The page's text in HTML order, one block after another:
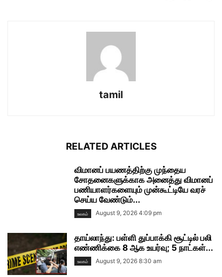
tamil
RELATED ARTICLES
விமானப் பயணத்திற்கு முந்தைய
சோதனைகளுக்காக அனைத்து விமானப்
பணியாளர்களையும் முன்கூட்டியே வரச்
செய்ய வேண்டும்...
உலகம் August 9, 2026 4:09 pm
தாய்லாந்து: பள்ளி துப்பாக்கி சூட்டில் பலி
எண்ணிக்கை 8 ஆக உயர்வு; 5 நாட்கள்...
உலகம் August 9, 2026 8:30 am